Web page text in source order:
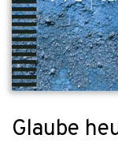
Glaube